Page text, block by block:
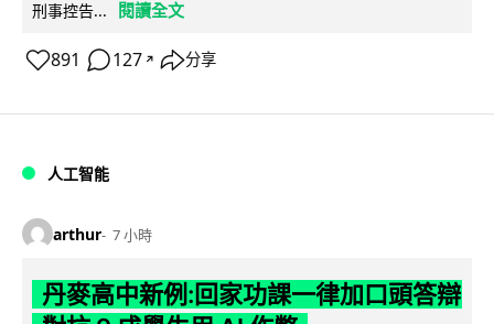
刑事控告...
閱讀全文
891 127 ↗ 分享
人工智能
arthur 7 小時
丹麥高中新例:回家功課一律加口頭答辯